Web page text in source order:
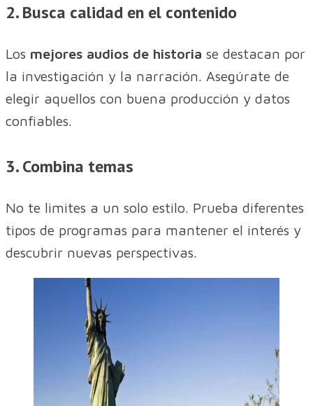
2. Busca calidad en el contenido
Los mejores audios de historia se destacan por
la investigación y la narración. Asegúrate de
elegir aquellos con buena producción y datos
confiables.
3. Combina temas
No te limites a un solo estilo. Prueba diferentes
tipos de programas para mantener el interés y
descubrir nuevas perspectivas.